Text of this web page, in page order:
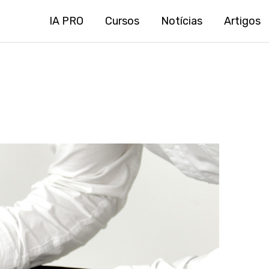
IA PRO Cursos Notícias Artigos